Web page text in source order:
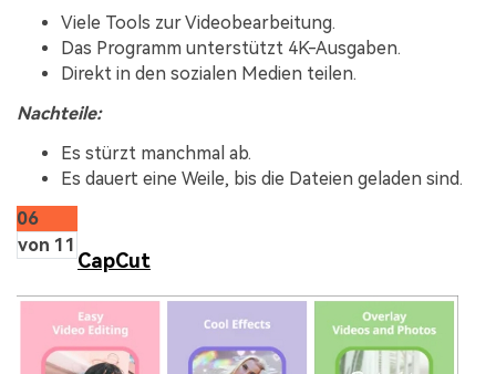
Viele Tools zur Videobearbeitung.
Das Programm unterstützt 4K-Ausgaben.
Direkt in den sozialen Medien teilen.
Nachteile:
Es stürzt manchmal ab.
Es dauert eine Weile, bis die Dateien geladen sind.
06
von 11
CapCut